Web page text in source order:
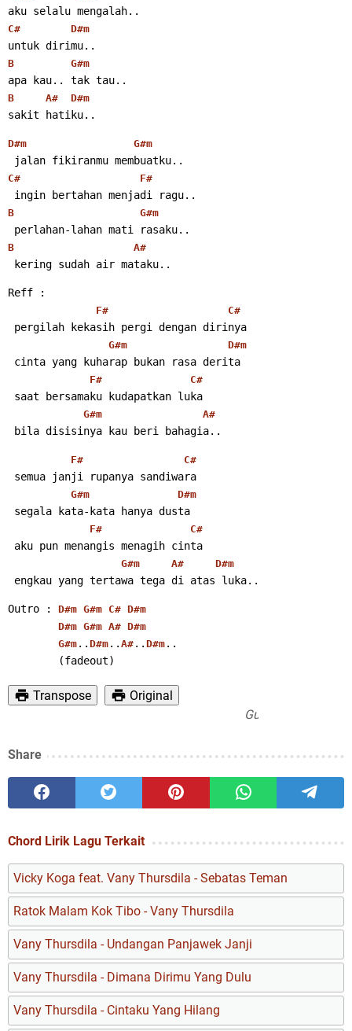
aku selalu mengalah..
C# D#m
untuk dirimu..
B G#m
apa kau.. tak tau..
B A# D#m
sakit hatiku..
D#m G#m
jalan fikiranmu membuatku..
C# F#
ingin bertahan menjadi ragu..
B G#m
perlahan-lahan mati rasaku..
B A#
kering sudah air mataku..
Reff :
F# C#
pergilah kekasih pergi dengan dirinya
G#m D#m
cinta yang kuharap bukan rasa derita
F# C#
saat bersamaku kudapatkan luka
G#m A#
bila disisinya kau beri bahagia..
F# C#
semua janji rupanya sandiwara
G#m D#m
segala kata-kata hanya dusta
F# C#
aku pun menangis menagih cinta
G#m A# D#m
engkau yang tertawa tega di atas luka..
Outro : D#m G#m C# D#m
D#m G#m A# D#m
G#m .. D#m .. A# .. D#m ..
        (fadeout)
Transpose
Original
Gunakan PC untuk
Share
Chord Lirik Lagu Terkait
Vicky Koga feat. Vany Thursdila - Sebatas Teman
Ratok Malam Kok Tibo - Vany Thursdila
Vany Thursdila - Undangan Panjawek Janji
Vany Thursdila - Dimana Dirimu Yang Dulu
Vany Thursdila - Cintaku Yang Hilang